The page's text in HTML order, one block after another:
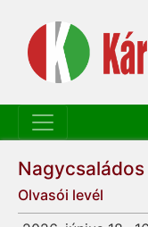
Olvasói levél